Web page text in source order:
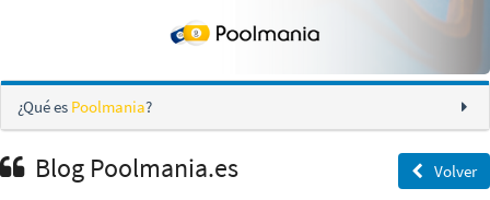
¿Qué es Poolmania?
Blog Poolmania.es Volver